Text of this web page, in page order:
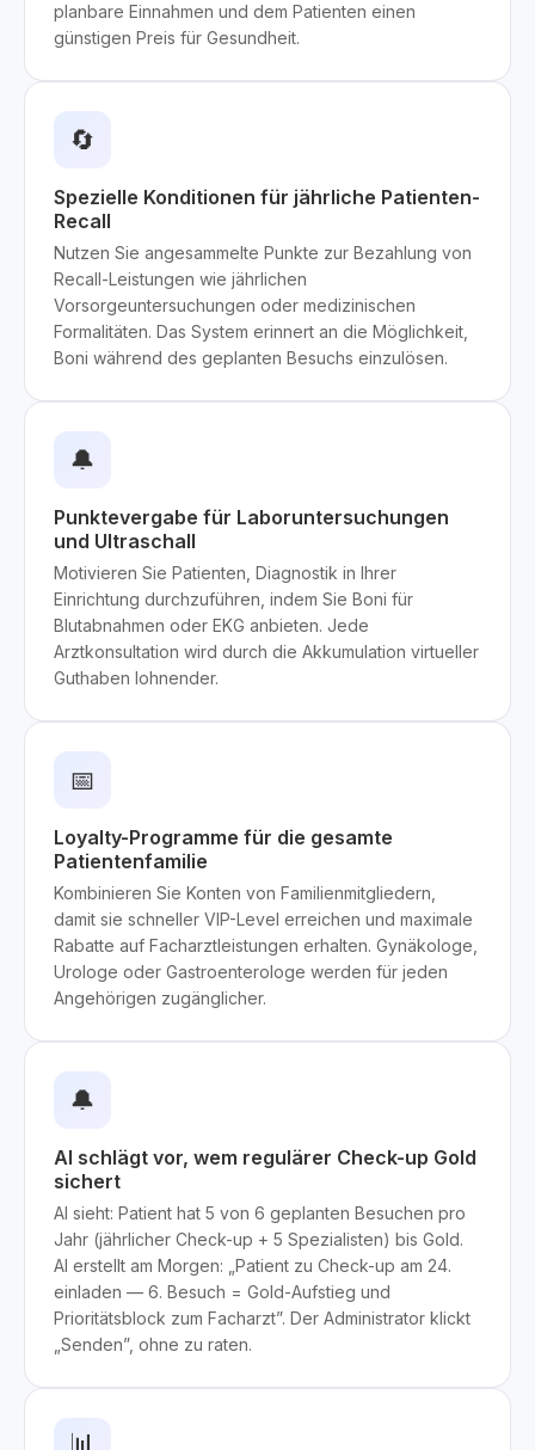
planbare Einnahmen und dem Patienten einen
günstigen Preis für Gesundheit.
🔄
Spezielle Konditionen für jährliche Patienten-
Recall
Nutzen Sie angesammelte Punkte zur Bezahlung von
Recall-Leistungen wie jährlichen
Vorsorgeuntersuchungen oder medizinischen
Formalitäten. Das System erinnert an die Möglichkeit,
Boni während des geplanten Besuchs einzulösen.
🔔
Punktevergabe für Laboruntersuchungen
und Ultraschall
Motivieren Sie Patienten, Diagnostik in Ihrer
Einrichtung durchzuführen, indem Sie Boni für
Blutabnahmen oder EKG anbieten. Jede
Arztkonsultation wird durch die Akkumulation virtueller
Guthaben lohnender.
📅
Loyalty-Programme für die gesamte
Patientenfamilie
Kombinieren Sie Konten von Familienmitgliedern,
damit sie schneller VIP-Level erreichen und maximale
Rabatte auf Facharztleistungen erhalten. Gynäkologe,
Urologe oder Gastroenterologe werden für jeden
Angehörigen zugänglicher.
🔔
AI schlägt vor, wem regulärer Check-up Gold
sichert
AI sieht: Patient hat 5 von 6 geplanten Besuchen pro
Jahr (jährlicher Check-up + 5 Spezialisten) bis Gold.
AI erstellt am Morgen: „Patient zu Check-up am 24.
einladen — 6. Besuch = Gold-Aufstieg und
Prioritätsblock zum Facharzt”. Der Administrator klickt
„Senden”, ohne zu raten.
📊